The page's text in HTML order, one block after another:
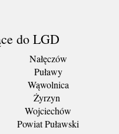
do LGD
Nałęczów
Puławy
Wąwolnica
Żyrzyn
Wojciechów
Powiat Puławski